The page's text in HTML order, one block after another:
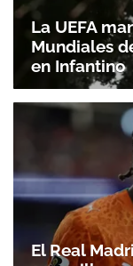
La UEFA
Mundiales
en Infantino
El Real